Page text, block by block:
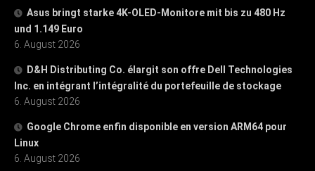
Asus bringt starke 4K-OLED-Monitore mit bis zu 480 Hz
und 1.149 Euro
6. August 2026
D&H Distributing Co. élargit son offre Dell Technologies
Inc. en intégrant l’intégralité du portefeuille de stockage
6. August 2026
Google Chrome enfin disponible en version ARM64 pour
Linux
6. August 2026